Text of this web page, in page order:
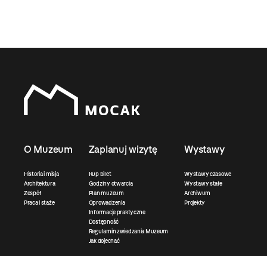
O Muzeum
Historia i misja
Architektura
Zespół
Praca i staże
Zaplanuj wizytę
Kup bilet
Godziny otwarcia
Plan muzeum
Oprowadzenia
Informacje praktyczne
Dostępność
Regulamin zwiedzania Muzeum
Jak dojechać
Wystawy
Wystawy czasowe
Wystawy stałe
Archiwum
Projekty